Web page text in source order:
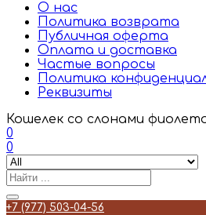
О нас
Политика возврата
Публичная оферта
Оплата и доставка
Частые вопросы
Политика
Реквизиты
Кошелек со слонами
0
0
+7 (977) 503-04-56